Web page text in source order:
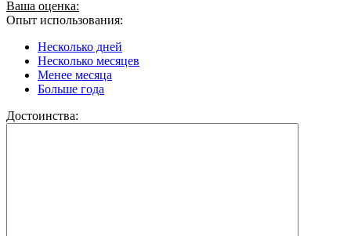
Ваша оценка:
Опыт использования:
Несколько дней
Несколько месяцев
Менее месяца
Больше года
Достоинства: